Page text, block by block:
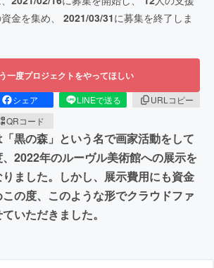
金を集め、 2021/03/31に募集を終了しま
一度プロジェクトをやってほしい
シェア LINEで送る
URLコピー
QRコード
黒の森」という名で画家活動をして
2022年のルーヴル美術館への展示を
ました。しかし、展示費用にも資金
の度、このような形でクラウドファ
いただきました。